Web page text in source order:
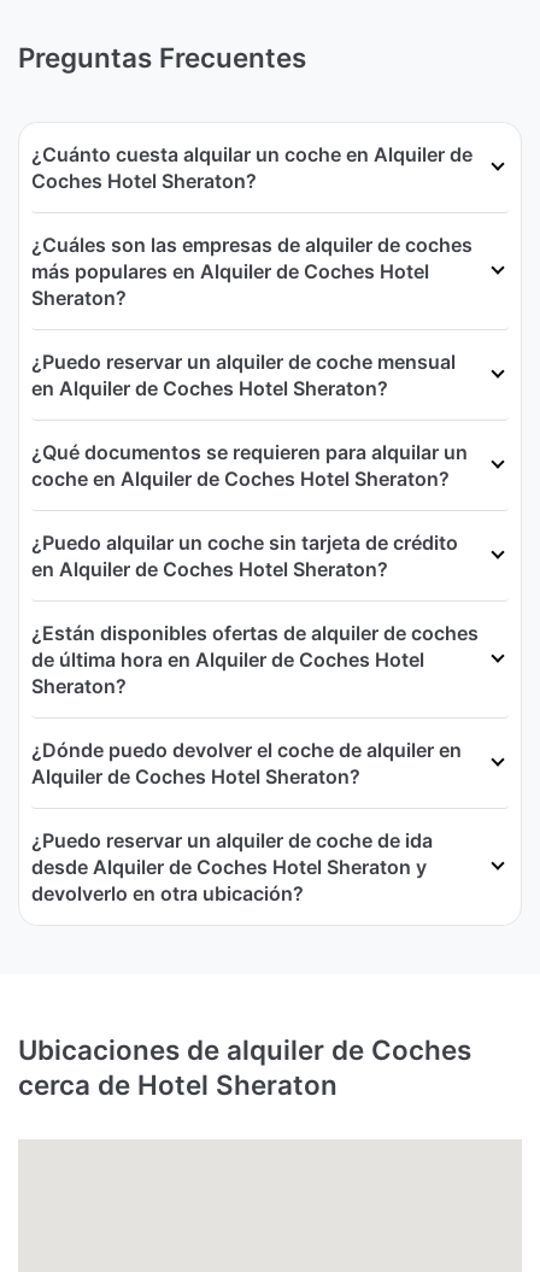
Preguntas Frecuentes
¿Cuánto cuesta alquilar un coche en Alquiler de
Coches Hotel Sheraton?
¿Cuáles son las empresas de alquiler de coches
más populares en Alquiler de Coches Hotel
Sheraton?
¿Puedo reservar un alquiler de coche mensual
en Alquiler de Coches Hotel Sheraton?
¿Qué documentos se requieren para alquilar un
coche en Alquiler de Coches Hotel Sheraton?
¿Puedo alquilar un coche sin tarjeta de crédito
en Alquiler de Coches Hotel Sheraton?
¿Están disponibles ofertas de alquiler de coches
de última hora en Alquiler de Coches Hotel
Sheraton?
¿Dónde puedo devolver el coche de alquiler en
Alquiler de Coches Hotel Sheraton?
¿Puedo reservar un alquiler de coche de ida
desde Alquiler de Coches Hotel Sheraton y
devolverlo en otra ubicación?
Ubicaciones de alquiler de Coches
cerca de Hotel Sheraton